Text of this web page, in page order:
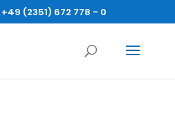
+49 (2351) 672 778 - 0